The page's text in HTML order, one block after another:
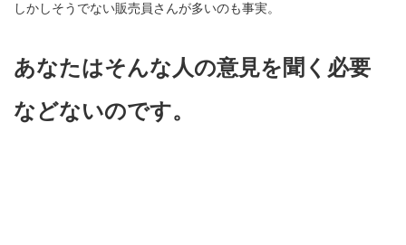
しかしそうでない販売員さんが多いのも事実。
あなたはそんな人の意見を聞く必要
などないのです。